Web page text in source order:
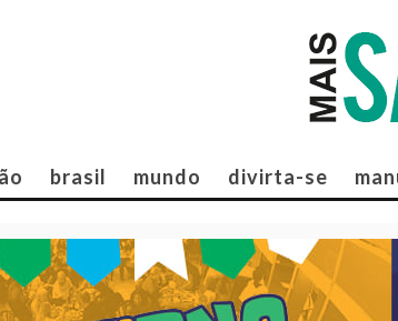
brasil mundo divirta-se